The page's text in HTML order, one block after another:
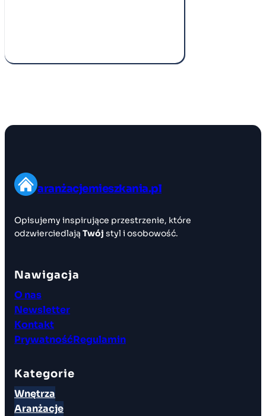
aranżacjemieszkania.pl
Opisujemy inspirujące przestrzenie, które
odzwierciedlają Twój styl i osobowość.
Nawigacja
O nas
Newsletter
Kontakt
PrywatnośćRegulamin
Kategorie
Wnętrza
Aranżacje